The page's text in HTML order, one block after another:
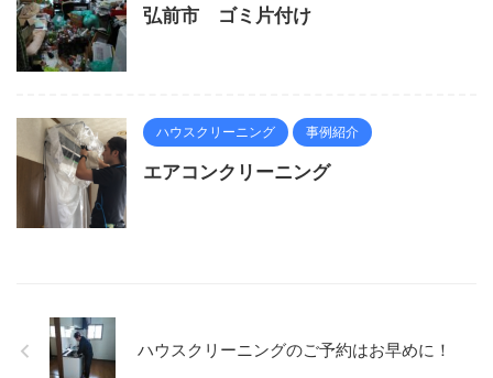
弘前市 ゴミ片付け
ハウスクリーニング 事例紹介
エアコンクリーニング
ハウスクリーニングのご予約はお早めに！